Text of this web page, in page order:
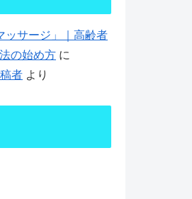
ッサージ」｜高齢者
の始め方 に
者 より